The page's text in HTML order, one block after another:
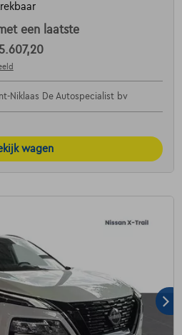
een laatste
Niklaas De Autospecialist bv
wagen